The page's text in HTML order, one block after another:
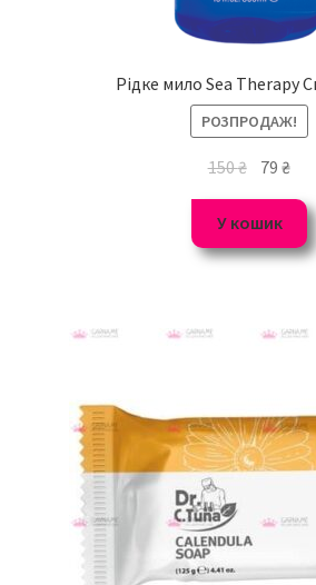
Рідке мило Sea Therapy
РОЗПРОДАЖ!
150₴ 79₴
У кошик